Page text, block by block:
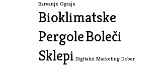
Barvanje Ograje
Bioklimatske
PergoleBoleči
Sklepi Digitalni Marketing Dober